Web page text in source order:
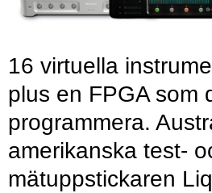
16 virtuella
plus en FPGA som
programmera.
amerikanska test-
mätuppstickaren